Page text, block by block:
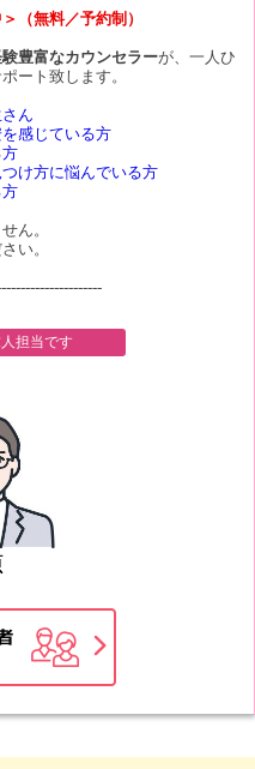
（無料／予約制）
豊富なカウンセラーが、一人ひ
ート致します。
ん
感じている方
け方に悩んでいる方
ん。
い。
担当です